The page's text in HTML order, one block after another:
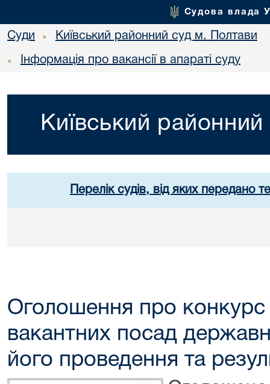
Судова влада
Суди • Київський районний суд м. Полтави
• Інформація про вакансії в апараті суду
Київський
Перелік судів, від яких передано
Оголошення про конкурс
вакантних посад
його проведення та